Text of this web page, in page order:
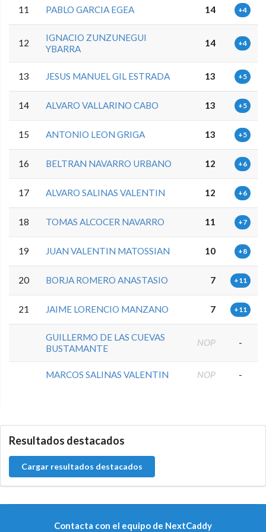
11 PABLO GARCIA EGEA 14 +4
12
IGNACIO ZUNZUNEGUI
YBARRA
14 +4
13 JESUS MANUEL GIL ESTRADA 13 +5
14 ALVARO VALLARINO CABO 13 +5
15 ANTONIO LEON GRIGA 13 +5
16 BELTRAN NAVARRO URBANO 12 +6
17 ALVARO SALINAS VALENTIN 12 +6
18 TOMAS ALCOCER NAVARRO 11 +7
19 JUAN VALENTIN MATOSSIAN 10 +8
20 BORJA ROMERO ANASTASIO 7 +11
21 JAIME LORENCIO MANZANO 7 +11
GUILLERMO DE LAS CUEVAS
BUSTAMANTE
NOP -
MARCOS SALINAS VALENTIN NOP -
Resultados destacados
Cargar resultados destacados
Contacta con el equipo de NextCaddy